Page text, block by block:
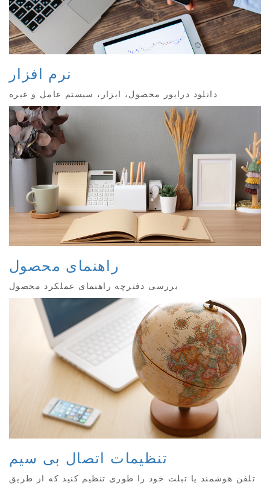
نرم افزار
دانلود درایور محصول، ابزار، سیستم عامل و غیره
راهنمای محصول
بررسی دفترچه راهنمای عملکرد محصول
تنظیمات اتصال بی سیم
تلفن هوشمند یا تبلت خود را طوری تنظیم کنید که از طریق